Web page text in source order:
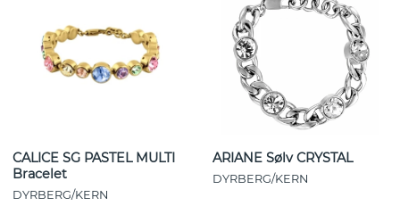
CALICE SG PASTEL MULTI
Bracelet
DYRBERG/KERN
ARIANE Sølv CRYSTAL
DYRBERG/KERN